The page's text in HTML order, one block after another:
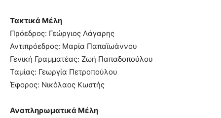
Τακτικά Μέλη
Πρόεδρος: Γεώργιος Λάγαρης
Αντιπρόεδρος: Μαρία Παπαϊωάννου
Γενική Γραμματέας: Ζωή Παπαδοπούλου
Ταμίας: Γεωργία Πετροπούλου
Έφορος: Νικόλαος Κωστής
Αναπληρωματικά Μέλη